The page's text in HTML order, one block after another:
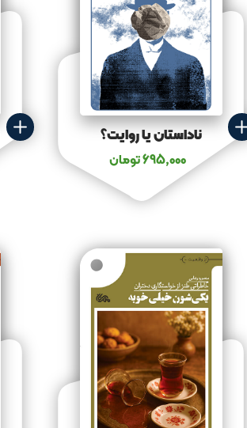
ناداستان یا روایت؟
695,000تومان